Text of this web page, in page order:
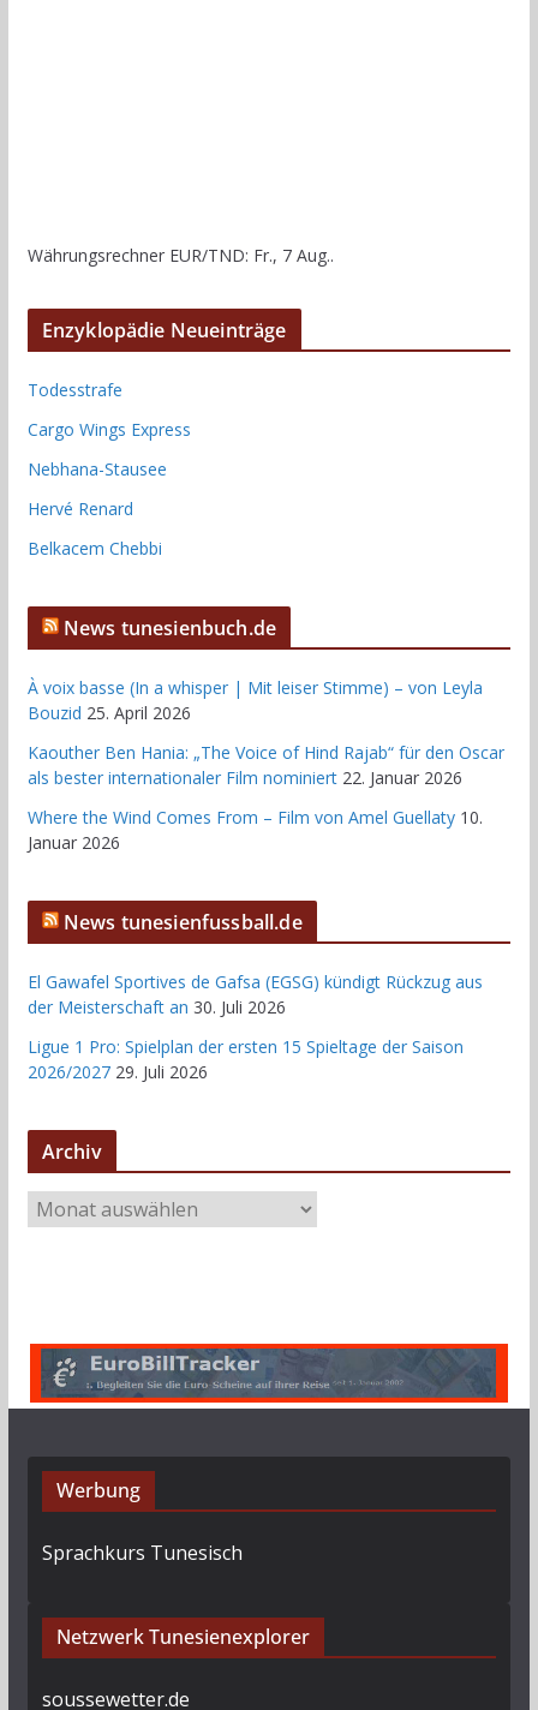
Währungsrechner EUR/TND: Fr., 7 Aug..
Enzyklopädie Neueinträge
Todesstrafe
Cargo Wings Express
Nebhana-Stausee
Hervé Renard
Belkacem Chebbi
News tunesienbuch.de
À voix basse (In a whisper | Mit leiser Stimme) – von Leyla
Bouzid 25. April 2026
Kaouther Ben Hania: „The Voice of Hind Rajab“ für den Oscar
als bester internationaler Film nominiert 22. Januar 2026
Where the Wind Comes From – Film von Amel Guellaty 10.
Januar 2026
News tunesienfussball.de
El Gawafel Sportives de Gafsa (EGSG) kündigt Rückzug aus
der Meisterschaft an 30. Juli 2026
Ligue 1 Pro: Spielplan der ersten 15 Spieltage der Saison
2026/2027 29. Juli 2026
Archiv
r
Werbung
Sprachkurs Tunesisch
Netzwerk Tunesienexplorer
soussewetter.de